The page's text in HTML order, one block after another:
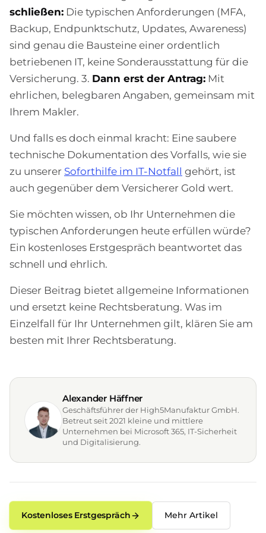
schließen: Die typischen Anforderungen (MFA,
Backup, Endpunktschutz, Updates, Awareness)
sind genau die Bausteine einer ordentlich
betriebenen IT, keine Sonderausstattung für die
Versicherung. 3. Dann erst der Antrag: Mit
ehrlichen, belegbaren Angaben, gemeinsam mit
Ihrem Makler.
Und falls es doch einmal kracht: Eine saubere
technische Dokumentation des Vorfalls, wie sie
zu unserer Soforthilfe im IT-Notfall gehört, ist
auch gegenüber dem Versicherer Gold wert.
Sie möchten wissen, ob Ihr Unternehmen die
typischen Anforderungen heute erfüllen würde?
Ein kostenloses Erstgespräch beantwortet das
schnell und ehrlich.
Dieser Beitrag bietet allgemeine Informationen
und ersetzt keine Rechtsberatung. Was im
Einzelfall für Ihr Unternehmen gilt, klären Sie am
besten mit Ihrer Rechtsberatung.
Alexander Häffner
Geschäftsführer der High5Manufaktur GmbH.
Betreut seit 2021 kleine und mittlere
Unternehmen bei Microsoft 365, IT-Sicherheit
und Digitalisierung.
Kostenloses Erstgespräch Mehr Artikel